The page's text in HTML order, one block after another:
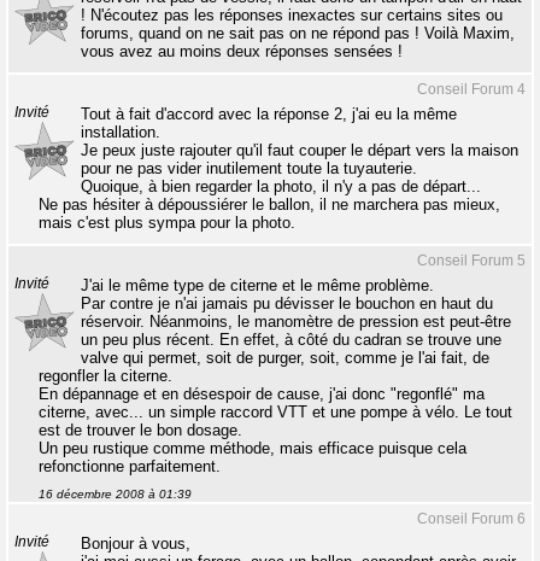
! N'écoutez pas les réponses inexactes sur certains sites ou
forums, quand on ne sait pas on ne répond pas ! Voilà Maxim,
vous avez au moins deux réponses sensées !
Conseil Forum 4
Invité
Tout à fait d'accord avec la réponse 2, j'ai eu la même
installation.
Je peux juste rajouter qu'il faut couper le départ vers la maison
pour ne pas vider inutilement toute la tuyauterie.
Quoique, à bien regarder la photo, il n'y a pas de départ...
Ne pas hésiter à dépoussiérer le ballon, il ne marchera pas mieux,
mais c'est plus sympa pour la photo.
Conseil Forum 5
Invité
J'ai le même type de citerne et le même problème.
Par contre je n'ai jamais pu dévisser le bouchon en haut du
réservoir. Néanmoins, le manomètre de pression est peut-être
un peu plus récent. En effet, à côté du cadran se trouve une
valve qui permet, soit de purger, soit, comme je l'ai fait, de
regonfler la citerne.
En dépannage et en désespoir de cause, j'ai donc "regonflé" ma
citerne, avec... un simple raccord VTT et une pompe à vélo. Le tout
est de trouver le bon dosage.
Un peu rustique comme méthode, mais efficace puisque cela
refonctionne parfaitement.
16 décembre 2008 à 01:39
Conseil Forum 6
Invité
Bonjour à vous,